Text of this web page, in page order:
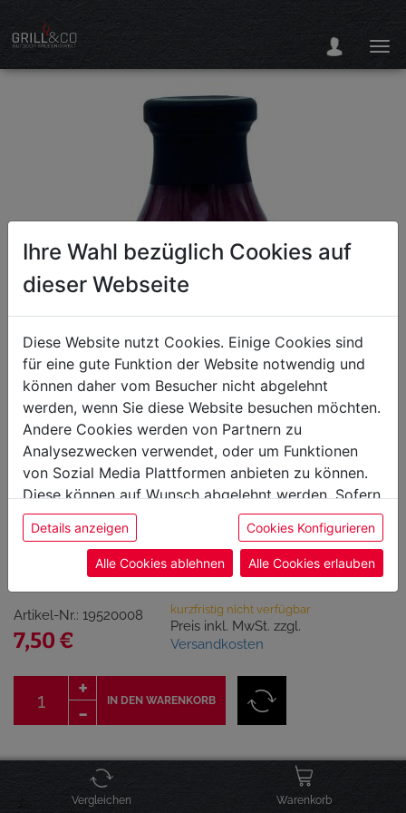
Honey BBQ Sauce By Gill &
Artikel-Nr.: 19520008
7,50 €
kurzfristig nicht verfügbar
Preis inkl. MwSt. zzgl.
Versandkosten
IN DEN WARENKORB
Click & Collect Verfügbarkeit
Vergleichen Warenkorb
Ihre Wahl bezüglich Cookies auf
dieser Webseite
Diese Website nutzt Cookies. Einige Cookies sind
für eine gute Funktion der Website notwendig und
können daher vom Besucher nicht abgelehnt
werden, wenn Sie diese Website besuchen möchten.
Andere Cookies werden von Partnern zu
Analysezwecken verwendet, oder um Funktionen
von Sozial Media Plattformen anbieten zu können.
Diese können auf Wunsch abgelehnt werden. Sofern
sie unsere Webseite weiter nutzen, geben Sie
Einwilligung zu unseren Cookies.
Details anzeigen Cookies Konfigurieren
Alle Cookies ablehnen Alle Cookies erlauben